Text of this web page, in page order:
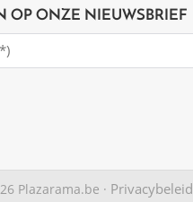
OP ONZE NIEUWSBRIEF
Plazarama.be · Privacybeleid